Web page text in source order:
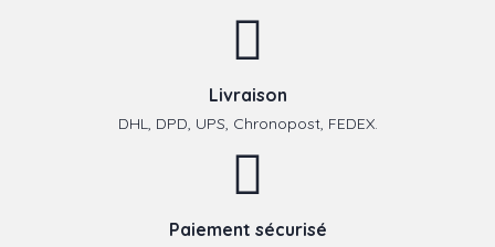
Livraison
DHL, DPD, UPS, Chronopost, FEDEX.
Paiement sécurisé